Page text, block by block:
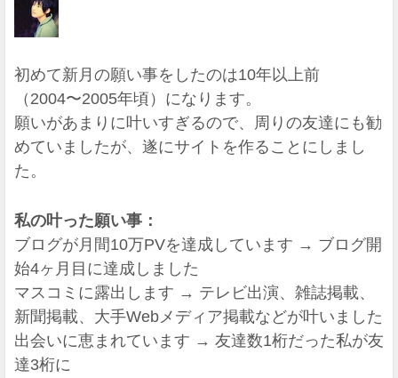
初めて新月の願い事をしたのは10年以上前
（2004〜2005年頃）になります。
願いがあまりに叶いすぎるので、周りの友達にも勧
めていましたが、遂にサイトを作ることにしまし
た。
私の叶った願い事：
ブログが月間10万PVを達成しています → ブログ開
始4ヶ月目に達成しました
マスコミに露出します → テレビ出演、雑誌掲載、
新聞掲載、大手Webメディア掲載などが叶いました
出会いに恵まれています → 友達数1桁だった私が友
達3桁に